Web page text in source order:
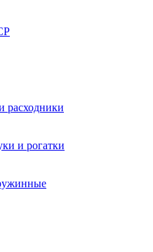
расходники
и рогатки